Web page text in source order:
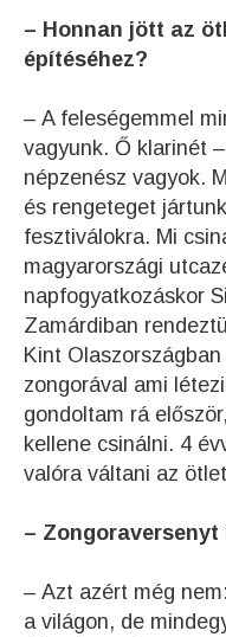
– Honnan jött az
építéséhez?
– A feleségemmel
vagyunk. Ő klarinét
népzenész vagyok.
és rengeteget
fesztiválokra. Mi
magyarországi
napfogyatkozáskor
Zamárdiban
Kint
zongorával ami
gondoltam rá
kellene csinálni. 4
valóra váltani az
–
– Azt azért még
a világon, de